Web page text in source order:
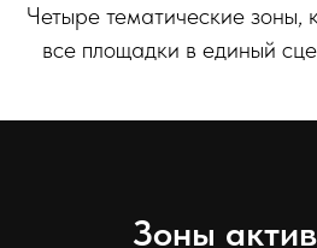
Четыре тематические зоны,
все площадки в единый
Зоны